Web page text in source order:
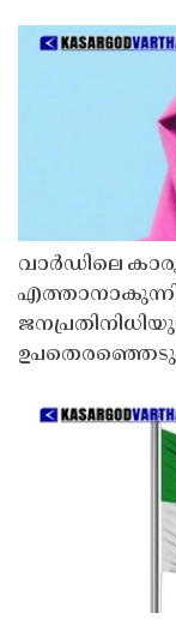
വാർഡിലെ